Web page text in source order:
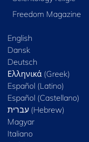
Freedom Magazine
English
Dansk
Deutsch
Ελληνικά (Greek)
Español (Latino)
Español (Castellano)
Magyar
Italiano